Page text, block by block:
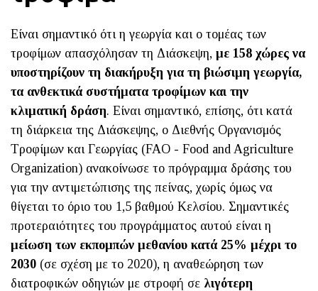
Είναι σημαντικό ότι η γεωργία και ο τομέας των
τροφίμων απασχόλησαν τη Διάσκεψη, με 158 χώρες να
υποστηρίζουν τη διακήρυξη για τη βιώσιμη γεωργία,
τα ανθεκτικά συστήματα τροφίμων και την
κλιματική δράση. Είναι σημαντικό, επίσης, ότι κατά
τη διάρκεια της Διάσκεψης, ο Διεθνής Οργανισμός
Τροφίμων και Γεωργίας (FAO - Food and Agriculture
Organization) ανακοίνωσε το πρόγραμμα δράσης του
για την αντιμετώπισης της πείνας, χωρίς όμως να
θίγεται το όριο του 1,5 βαθμού Κελσίου. Σημαντικές
προτεραιότητες του προγράμματος αυτού είναι η
μείωση των εκπομπών μεθανίου κατά 25% μέχρι το
2030 (σε σχέση με το 2020), η αναθεώρηση των
διατροφικών οδηγιών με στροφή σε λιγότερη